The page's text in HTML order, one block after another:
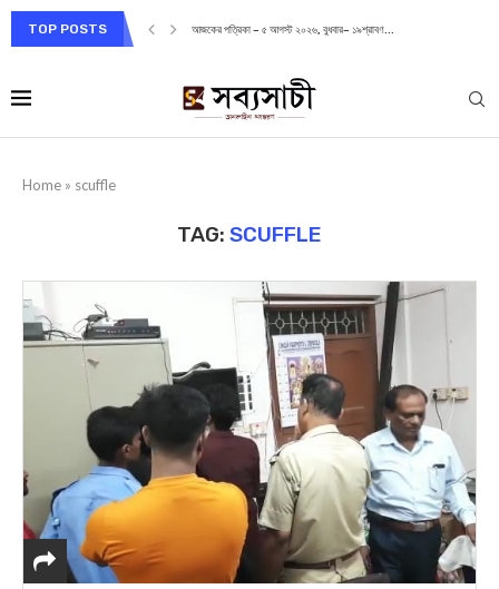
TOP POSTS আজকের পত্রিকা – ৫ আগস্ট ২০২৬, বুধবার– ১৯শ্রাবণ...
Home » scuffle
TAG: SCUFFLE